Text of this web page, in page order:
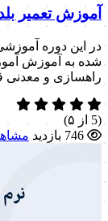
آموزش تعمیر
در این دوره
شده به آموزش
راهسازی و معدنی
(5 از ۵)